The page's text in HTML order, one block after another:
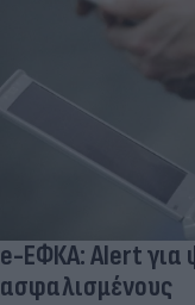
e-ΕΦΚΑ: Alert για
ασφαλισμένους